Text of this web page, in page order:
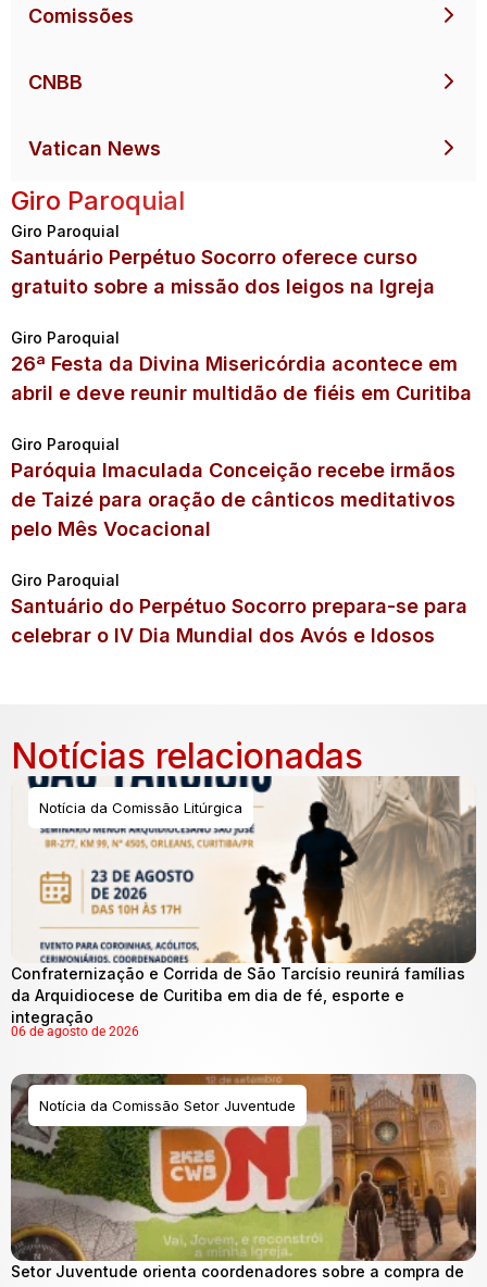
Comissões
CNBB
Vatican News
Giro Paroquial
Giro Paroquial
Santuário Perpétuo Socorro oferece curso
gratuito sobre a missão dos leigos na Igreja
Giro Paroquial
26ª Festa da Divina Misericórdia acontece em
abril e deve reunir multidão de fiéis em Curitiba
Giro Paroquial
Paróquia Imaculada Conceição recebe irmãos
de Taizé para oração de cânticos meditativos
pelo Mês Vocacional
Giro Paroquial
Santuário do Perpétuo Socorro prepara-se para
celebrar o IV Dia Mundial dos Avós e Idosos
Notícias relacionadas
Notícia da Comissão Litúrgica
Confraternização e Corrida de São Tarcísio reunirá famílias
da Arquidiocese de Curitiba em dia de fé, esporte e
integração
06 de agosto de 2026
Notícia da Comissão Setor Juventude
Setor Juventude orienta coordenadores sobre a compra de